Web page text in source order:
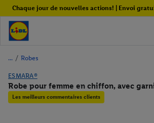
Chaque jour de nouvelles actions! | Envoi
/ Robes
ESMARA®
Robe pour femme en chiffon, avec
Les meilleurs commentaires clients